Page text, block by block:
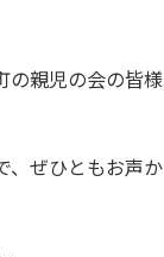
の親児の会の皆様
、ぜひともお声か